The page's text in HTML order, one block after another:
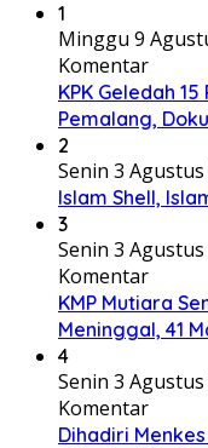
1
Minggu 9
Komentar
KPK Geledah
Pemalang,
2
Senin 3 Agustus
Islam Shell,
3
Senin 3 Agustus
Komentar
KMP Mutiara
Meninggal, 41
4
Senin 3 Agustus
Komentar
Dihadiri